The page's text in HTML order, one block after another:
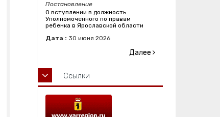
Постановление
О вступлении в должность
Уполномоченного по правам
ребенка в Ярославской области
Дата : 30 июня 2026
Далее
Ссылки